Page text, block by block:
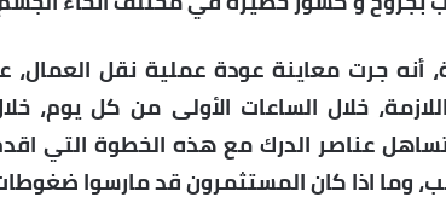
أنه جرت معاينة عودة عملية نقل العمال،
خلال الساعات الأولى من كل يوم، خلال
عناصر الدرك مع هذه الخطوة التي
وما اذا كان المستثمرون قد مارسوا